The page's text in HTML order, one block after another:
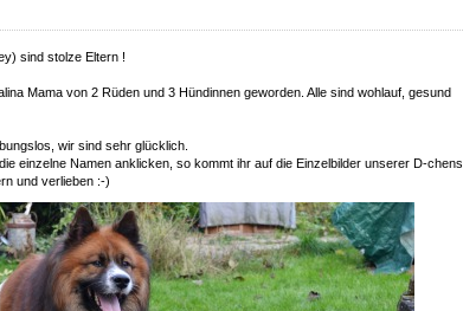
sind stolze Eltern !
Mama von 2 Rüden und 3 Hündinnen geworden. Alle sind wohlauf, gesund
wir sind sehr glücklich.
einzelne Namen anklicken, so kommt ihr auf die Einzelbilder unserer D-chens.
und verlieben :-)